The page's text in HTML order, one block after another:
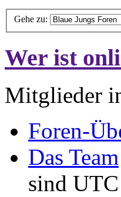
Gehe zu:
Wer ist
Mitglieder
Foren-
Das Team
sind